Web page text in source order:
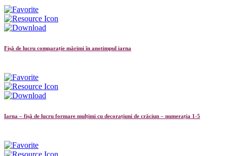
Fișă de lucru comparație mărimi în anotimpul iarna
Iarna – fișă de lucru formare mulțimi cu decorațiuni de crăciun – numerația 1-5